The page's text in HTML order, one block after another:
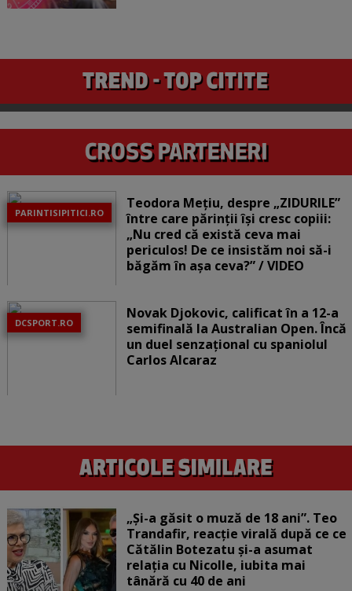
PARINTISIPITICI.RO
Teodora Mețiu, despre „ZIDURILE”
între care părinții își cresc copiii:
„Nu cred că există ceva mai
periculos! De ce insistăm noi să-i
băgăm în așa ceva?” / VIDEO
DCSPORT.RO
Novak Djokovic, calificat în a 12-a
semifinală la Australian Open. Încă
un duel senzațional cu spaniolul
Carlos Alcaraz
„Și-a găsit o muză de 18 ani”. Teo
Trandafir, reacție virală după ce ce
Cătălin Botezatu și-a asumat
relația cu Nicolle, iubita mai
tânără cu 40 de ani